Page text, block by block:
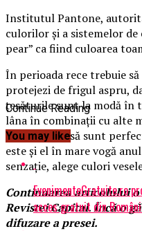
Institutul Pantone,
culorilor şi a sistemelor de
pear” ca fiind culoarea
În perioada rece trebuie
protejezi de frigul aspru,
ţesăturile sunt la modă în
lâna în combinaţii cu alte
pielea întoarsă sunt
este şi el în mare vogă
senzaţie, alege culori
Continuarea articolului
Revistei Capital. Încă o
difuzare a presei.
Continue Reading
You may like
EvenimenteGratuite.ro
acces gratuit din